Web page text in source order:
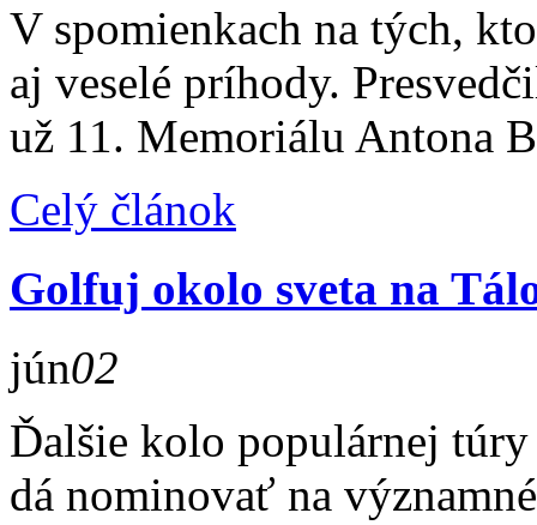
V spomienkach na tých,
aj veselé príhody.
už 11. Memoriálu Antona
Celý článok
Golfuj okolo sveta na
jún02
Ďalšie kolo populárnej
dá nominovať na